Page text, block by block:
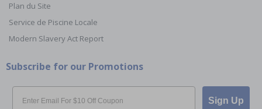
Plan du Site
Service de Piscine Locale
Modern Slavery Act Report
Subscribe for our Promotions
Email
Sign Up